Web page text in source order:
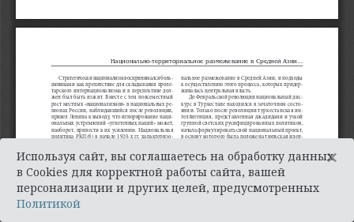
Используя сайт, вы соглашаетесь на обработку данных
в Cookies для корректной работы сайта, вашей
персонализации и других целей, предусмотренных
Политикой
×